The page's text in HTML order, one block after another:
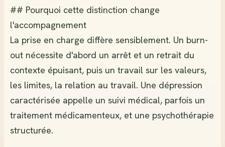
## Pourquoi cette distinction change
l'accompagnement
La prise en charge diffère sensiblement. Un burn-
out nécessite d'abord un arrêt et un retrait du
contexte épuisant, puis un travail sur les valeurs,
les limites, la relation au travail. Une dépression
caractérisée appelle un suivi médical, parfois un
traitement médicamenteux, et une psychothérapie
structurée.